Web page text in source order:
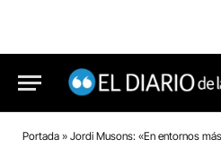
Portada » Jordi Musons: «En entornos más vulnerables es